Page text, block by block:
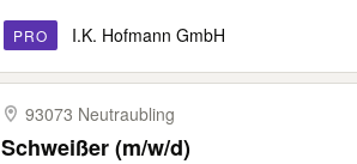
PRO I.K. Hofmann GmbH
93073 Neutraubling
Schweißer (m/w/d)